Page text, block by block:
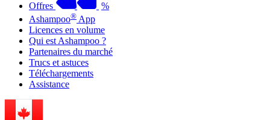
Offres
%
Ashampoo® App
Licences en volume
Qui est Ashampoo ?
Partenaires du marché
Trucs et astuces
Téléchargements
Assistance